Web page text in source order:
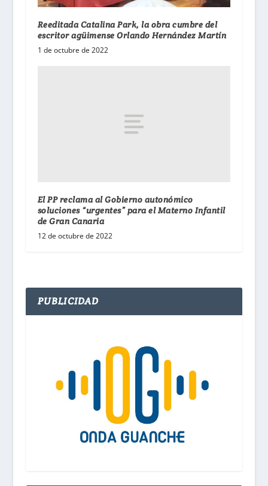
Reeditada Catalina Park, la obra cumbre del
escritor agüimense Orlando Hernández Martín
1 de octubre de 2022
El PP reclama al Gobierno autonómico
soluciones “urgentes” para el Materno Infantil
de Gran Canaria
12 de octubre de 2022
PUBLICIDAD